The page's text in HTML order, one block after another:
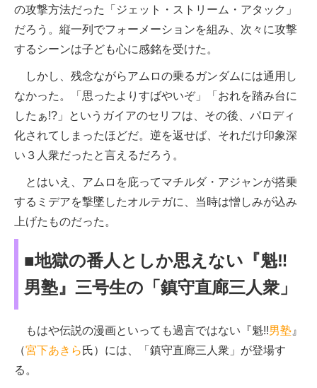
の攻撃方法だった「ジェット・ストリーム・アタック」
だろう。縦一列でフォーメーションを組み、次々に攻撃
するシーンは子ども心に感銘を受けた。
しかし、残念ながらアムロの乗るガンダムには通用し
なかった。「思ったよりすばやいぞ」「おれを踏み台に
したぁ!?」というガイアのセリフは、その後、パロディ
化されてしまったほどだ。逆を返せば、それだけ印象深
い３人衆だったと言えるだろう。
とはいえ、アムロを庇ってマチルダ・アジャンが搭乗
するミデアを撃墜したオルテガに、当時は憎しみが込み
上げたものだった。
■地獄の番人としか思えない『魁‼
男塾』三号生の「鎮守直廊三人衆」
もはや伝説の漫画といっても過言ではない『魁!!男塾 』
（宮下あきら 氏）には、「鎮守直廊三人衆」が登場す
る。